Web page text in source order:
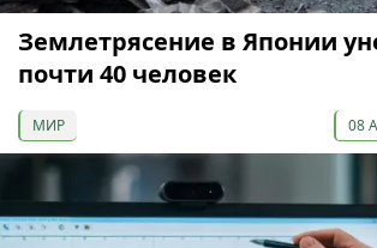
Землетрясение в Японии
почти 40 человек
МИР 08